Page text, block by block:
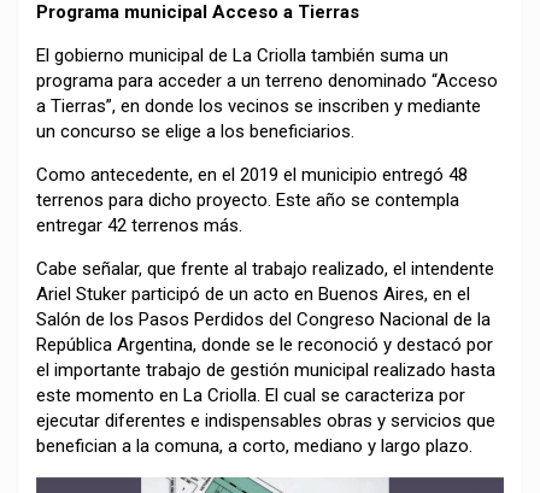
Programa municipal Acceso a Tierras
El gobierno municipal de La Criolla también suma un
programa para acceder a un terreno denominado “Acceso
a Tierras”, en donde los vecinos se inscriben y mediante
un concurso se elige a los beneficiarios.
Como antecedente, en el 2019 el municipio entregó 48
terrenos para dicho proyecto. Este año se contempla
entregar 42 terrenos más.
Cabe señalar, que frente al trabajo realizado, el intendente
Ariel Stuker participó de un acto en Buenos Aires, en el
Salón de los Pasos Perdidos del Congreso Nacional de la
República Argentina, donde se le reconoció y destacó por
el importante trabajo de gestión municipal realizado hasta
este momento en La Criolla. El cual se caracteriza por
ejecutar diferentes e indispensables obras y servicios que
benefician a la comuna, a corto, mediano y largo plazo.